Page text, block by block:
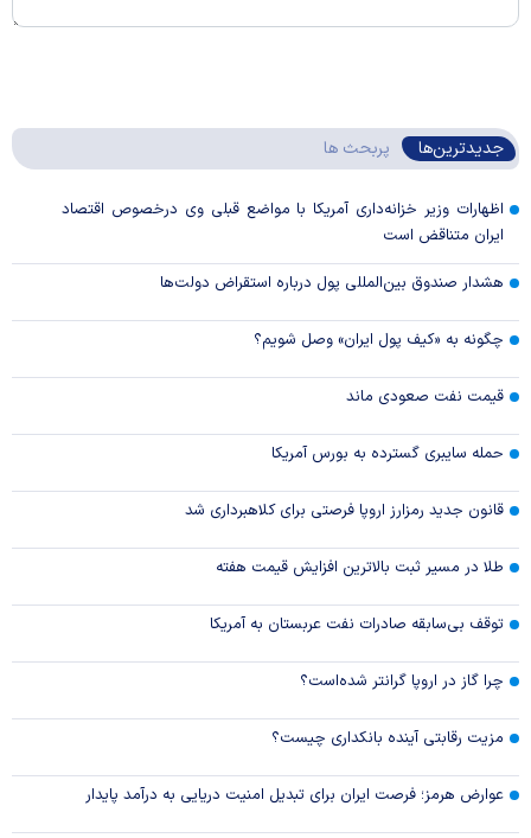
جدیدترین‌ها پربحث ها
اظهارات وزیر خزانه‌داری آمریکا با مواضع قبلی وی درخصوص اقتصاد
ایران متناقض است
هشدار صندوق بین‌المللی پول درباره استقراض دولت‌ها
چگونه به «کیف پول ایران» وصل شویم؟
قیمت نفت صعودی ماند
حمله سایبری گسترده به بورس آمریکا
قانون جدید رمزارز اروپا فرصتی برای کلاهبرداری شد
طلا در مسیر ثبت بالاترین افزایش قیمت هفته
توقف بی‌سابقه صادرات نفت عربستان به آمریکا
چرا گاز در اروپا گرانتر شده‌است؟
مزیت رقابتی آینده بانکداری چیست؟
عوارض هرمز؛ فرصت ایران برای تبدیل امنیت دریایی به درآمد پایدار